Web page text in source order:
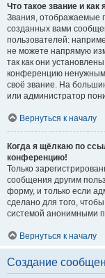
Что такое звание и как
Звания, отображаемые
созданных вами
пользователей:
не можете напрямую
так как они
конференцию
своё звание. На
или администратор
Вернуться к началу
Когда я щёлкаю по
конференцию!
Только
сообщения другим
форму, и только если
сделано для того,
системой анонимными
Вернуться к началу
Создание